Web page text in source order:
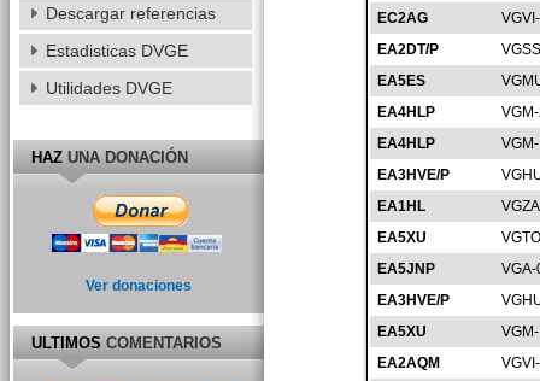
EC2AG
EA2DT/P
EA5ES
EA4HLP
EA4HLP
EA3HVE/P
EA1HL
EA5XU
EA5JNP
EA3HVE/P
EA5XU
EA2AQM
Descargar referencias
Estadisticas DVGE
Utilidades DVGE
HAZUNA DONACIÓN
Ver donaciones
ULTIMOSCOMENTARIOS